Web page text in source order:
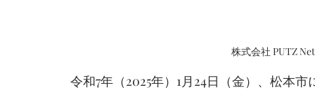
株式会社 PUTZ
令和7年（2025年）1月24日（金）、松本